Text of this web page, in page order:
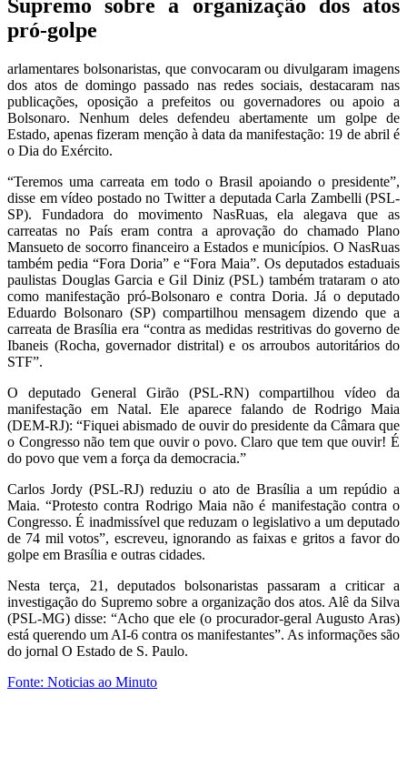
Supremo sobre a organização dos atos
pró-golpe
arlamentares bolsonaristas, que convocaram ou divulgaram imagens
dos atos de domingo passado nas redes sociais, destacaram nas
publicações, oposição a prefeitos ou governadores ou apoio a
Bolsonaro. Nenhum deles defendeu abertamente um golpe de
Estado, apenas fizeram menção à data da manifestação: 19 de abril é
o Dia do Exército.
“Teremos uma carreata em todo o Brasil apoiando o presidente”,
disse em vídeo postado no Twitter a deputada Carla Zambelli (PSL-
SP). Fundadora do movimento NasRuas, ela alegava que as
carreatas no País eram contra a aprovação do chamado Plano
Mansueto de socorro financeiro a Estados e municípios. O NasRuas
também pedia “Fora Doria” e “Fora Maia”. Os deputados estaduais
paulistas Douglas Garcia e Gil Diniz (PSL) também trataram o ato
como manifestação pró-Bolsonaro e contra Doria. Já o deputado
Eduardo Bolsonaro (SP) compartilhou mensagem dizendo que a
carreata de Brasília era “contra as medidas restritivas do governo de
Ibaneis (Rocha, governador distrital) e os arroubos autoritários do
STF”.
O deputado General Girão (PSL-RN) compartilhou vídeo da
manifestação em Natal. Ele aparece falando de Rodrigo Maia
(DEM-RJ): “Fiquei abismado de ouvir do presidente da Câmara que
o Congresso não tem que ouvir o povo. Claro que tem que ouvir! É
do povo que vem a força da democracia.”
Carlos Jordy (PSL-RJ) reduziu o ato de Brasília a um repúdio a
Maia. “Protesto contra Rodrigo Maia não é manifestação contra o
Congresso. É inadmissível que reduzam o legislativo a um deputado
de 74 mil votos”, escreveu, ignorando as faixas e gritos a favor do
golpe em Brasília e outras cidades.
Nesta terça, 21, deputados bolsonaristas passaram a criticar a
investigação do Supremo sobre a organização dos atos. Alê da Silva
(PSL-MG) disse: “Acho que ele (o procurador-geral Augusto Aras)
está querendo um AI-6 contra os manifestantes”. As informações são
do jornal O Estado de S. Paulo.
Fonte: Noticias ao Minuto